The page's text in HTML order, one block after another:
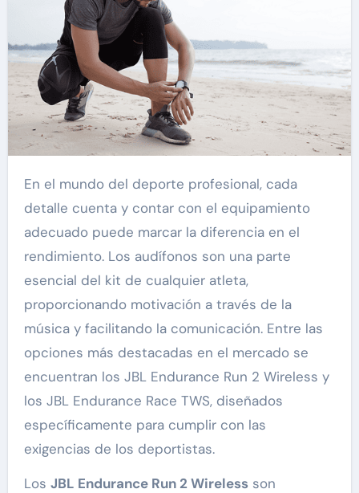
En el mundo del deporte profesional, cada
detalle cuenta y contar con el equipamiento
adecuado puede marcar la diferencia en el
rendimiento. Los audífonos son una parte
esencial del kit de cualquier atleta,
proporcionando motivación a través de la
música y facilitando la comunicación. Entre las
opciones más destacadas en el mercado se
encuentran los JBL Endurance Run 2 Wireless y
los JBL Endurance Race TWS, diseñados
específicamente para cumplir con las
exigencias de los deportistas.
Los JBL Endurance Run 2 Wirelessson